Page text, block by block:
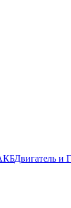
Двигатель и